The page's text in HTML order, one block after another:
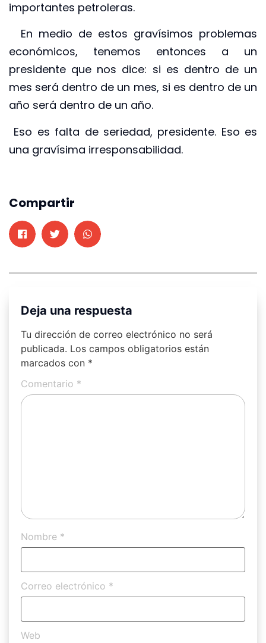
importantes petroleras.
En medio de estos gravísimos problemas
económicos, tenemos entonces a un
presidente que nos dice: si es dentro de un
mes será dentro de un mes, si es dentro de un
año será dentro de un año.
Eso es falta de seriedad, presidente. Eso es
una gravísima irresponsabilidad.
Compartir
Deja una respuesta
Tu dirección de correo electrónico no será
publicada. Los campos obligatorios están
marcados con *
Comentario *
Nombre *
Correo electrónico *
Web